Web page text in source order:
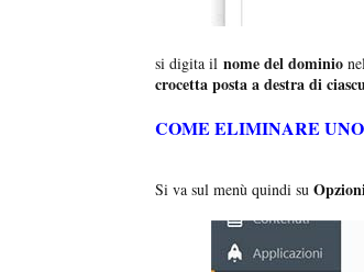
si digita il nome del dominio
crocetta posta a destra di
COME ELIMINARE
Si va sul menù quindi su